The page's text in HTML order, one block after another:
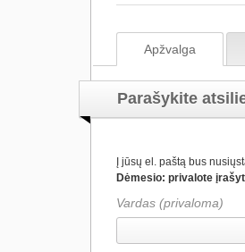
Apžvalga
Parašykite
Į jūsų el. paštą bus
Dėmesio: privalote
Vardas (privaloma)